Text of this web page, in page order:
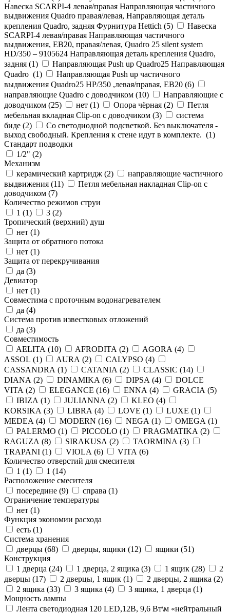
Навеска SCARPI-4 левая/правая Направляющая частичного
выдвижения Quadro правая/левая, Направляющая деталь
крепления Quadro, задняя Фурнитура Hettich (5)
Навеска
SCARPI-4 левая/правая Направляющая частичного
выдвижения, ЕВ20, правая/левая, Quadro 25 silent system
HD/350 – 9105624 Направляющая деталь крепления Quadro,
задняя (1)
Направляющая Push up Quadro25 Направляющая
Quadro (1)
Направляющая Push up частичного
выдвижения Quadro25 НР/350 ,левая/правая, ЕВ20 (6)
направляющие Quadro с доводчиком (10)
Направляющие с
доводчиком (25) нет (1) Опора чёрная (2)
Петля
мебельная вкладная Clip-on с доводчиком (3)
система
биде (2)
Со светодиодной подсветкой. Без выключателя -
выход свободный. Крепления к стене идут в комплекте. (1)
Стандарт подводки
1/2" (2)
Механизм
керамический картридж (2)
направляющие частичного
выдвижения (11)
Петля мебельная накладная Clip-on с
доводчиком (7)
Количество режимов струи
1 (1) 3 (2)
Тропический (верхний) душ
нет (1)
Защита от обратного потока
нет (1)
Защита от перекручивания
да (3)
Девиатор
нет (1)
Совместима с проточным водонагревателем
да (4)
Система против известковых отложений
да (3)
Совместимость
AELITA (10) AFRODITA (2) AGORA (4)
ASSOL (1) AURA (2) CALYPSO (4)
CASSANDRA (1) CATANIA (2) CLASSIC (14)
DIANA (2) DINAMIKA (6) DIPSA (4)
DOLCE
VITA (2) ELEGANCE (16) ENNA (4) GRACIA (5)
IBIZA (1) JULIANNA (2) KLEO (4)
KORSIKA (3) LIBRA (4) LOVE (1) LUXE (1)
MEDEA (4) MODERN (16) NEGA (1) OMEGA (1)
PALERMO (1) PICCOLO (1) PRAGMATIKA (2)
RAGUZA (8) SIRAKUSA (2) TAORMINA (3)
TRAPANI (1) VIOLA (6) VITA (6)
Количество отверстий для смесителя
1 (1) 1 (14)
Расположение смесителя
посередине (9) справа (1)
Ограничение температуры
нет (1)
Функция экономии расхода
есть (1)
Система хранения
дверцы (68) дверцы, ящики (12) ящики (51)
Конструкция
1 дверца (24) 1 дверца, 2 ящика (3) 1 ящик (28)
2
дверцы (17) 2 дверцы, 1 ящик (1) 2 дверцы, 2 ящика (2)
2 ящика (33) 3 ящика (4) 3 ящика, 1 дверца (1)
Мощность лампы
Лента светодиодная 120 LED,12В, 9,6 Вт\м «нейтральный